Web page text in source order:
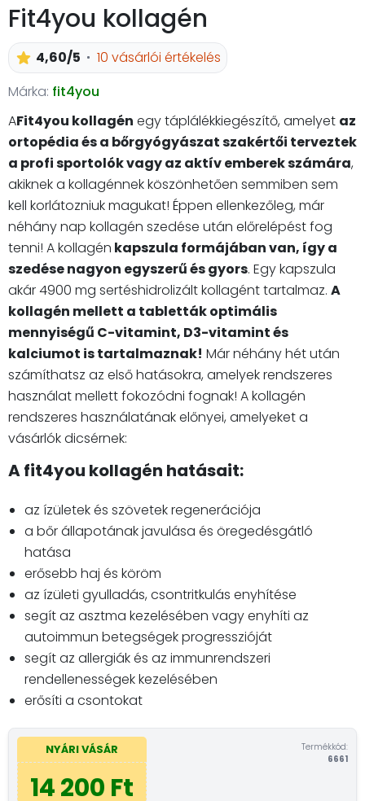
Fit4you kollagén
4,60/5
10 vásárlói értékelés
Márka: fit4you
AFit4you kollagén egy táplálékkiegészítő, amelyet az
ortopédia és a bőrgyógyászat szakértői terveztek
a profi sportolók vagy az aktív emberek számára,
akiknek a kollagénnek köszönhetően semmiben sem
kell korlátozniuk magukat! Éppen ellenkezőleg, már
néhány nap kollagén szedése után előrelépést fog
tenni! A kollagén kapszula formájában van, így a
szedése nagyon egyszerű és gyors. Egy kapszula
akár 4900 mg sertéshidrolizált kollagént tartalmaz. A
kollagén mellett a tabletták optimális
mennyiségű C-vitamint, D3-vitamint és
kalciumot is tartalmaznak! Már néhány hét után
számíthatsz az első hatásokra, amelyek rendszeres
használat mellett fokozódni fognak! A kollagén
rendszeres használatának előnyei, amelyeket a
vásárlók dicsérnek:
A fit4you kollagén hatásait:
az ízületek és szövetek regenerációja
a bőr állapotának javulása és öregedésgátló
hatása
erősebb haj és köröm
az ízületi gyulladás, csontritkulás enyhítése
segít az asztma kezelésében vagy enyhíti az
autoimmun betegségek progresszióját
segít az allergiák és az immunrendszeri
rendellenességek kezelésében
erősíti a csontokat
NYÁRI VÁSÁR
14 200 Ft
Termékkód:
6661